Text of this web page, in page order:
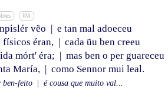
IPA
vẽo | e tan mal adoeceu
físicos éran, | cada ũu ben creeu
mórt' éra; | mas ben o per guareceu
María, | como Sennor mui leal.
ben-feito é cousa que muito val...